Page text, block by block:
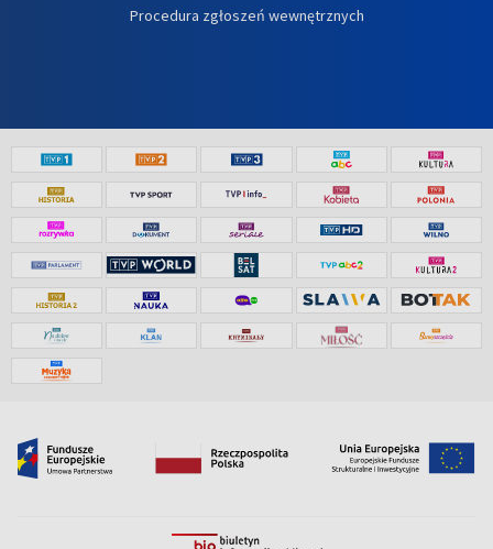
Procedura zgłoszeń wewnętrznych